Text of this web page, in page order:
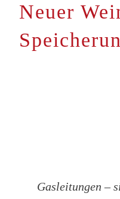
Neuer
Gasleitungen –